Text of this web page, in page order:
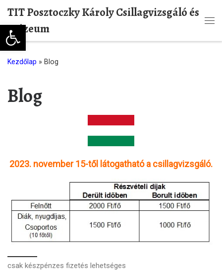
Eszköztár megnyitása
Skip to content
TIT Posztoczky Károly Csillagvizsgáló és
Múzeum
Kezdőlap » Blog
Blog
2023. november 15-től látogatható a csillagvizsgáló.
csak készpénzes fizetés lehetséges